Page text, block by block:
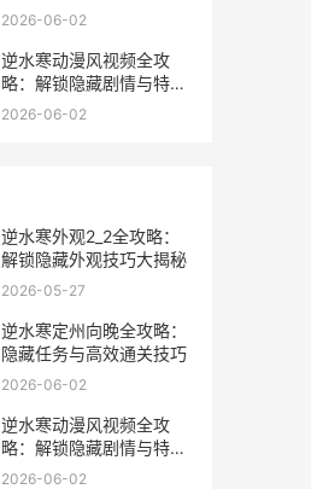
江湖
2026-06-02
逆水寒动漫风视频全攻
略：解锁隐藏剧情与特效
技巧
2026-06-02
逆水寒外观2_2全攻略：
解锁隐藏外观技巧大揭秘
2026-05-27
逆水寒定州向晚全攻略：
隐藏任务与高效通关技巧
2026-06-02
逆水寒动漫风视频全攻
略：解锁隐藏剧情与特效
技巧
2026-06-02